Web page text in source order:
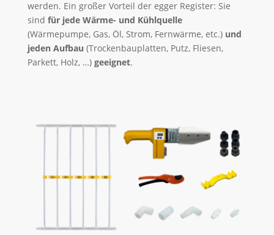
werden. Ein großer Vorteil der egger Register: Sie
sind für jede Wärme- und Kühlquelle
(Wärmepumpe, Gas, Öl, Strom, Fernwärme, etc.) und
jeden Aufbau (Trockenbauplatten, Putz, Fliesen,
Parkett, Holz, …) geeignet.